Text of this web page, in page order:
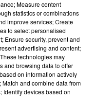
de plusieurs villes
Omer, Lens,
Boulogne. La
fermer.
affecter les réseaux
téléphone. Les
prêts à intervenir.
Measure content
statistics or combinations
improve services; Create
to select personalised
Ensure security, prevent and
advertising and content;
technologies may
and browsing data to offer
on information actively
and combine data from
Identify devices based on